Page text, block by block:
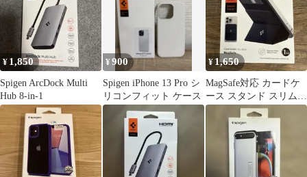
¥ 1,850
Spigen ArcDock Multi
Hub 8-in-1
¥900
Spigen iPhone 13 Pro シ
リコンフィット ケース
¥ 1,650
MagSafe対応 カードケ
ース スタンド スリム
ウォレット SPIGEN